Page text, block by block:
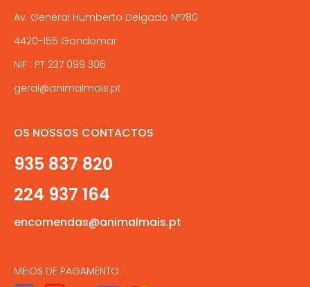
Av. General Humberto Delgado Nº780
4420-155 Gondomar
NIF : PT 237 099 306
geral@animalmais.pt
OS NOSSOS CONTACTOS
935 837 820
224 937 164
encomendas@animalmais.pt
MEIOS DE PAGAMENTO :